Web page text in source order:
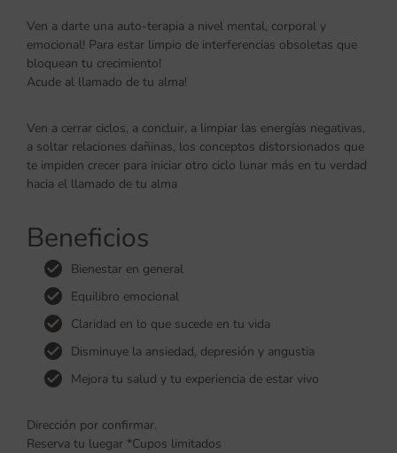
Ven a darte una auto-terapia a nivel mental, corporal y
emocional! Para estar limpio de interferencias obsoletas que
bloquean tu crecimiento!
Acude al llamado de tu alma!
Ven a cerrar ciclos, a concluir, a limpiar las energías negativas,
a soltar relaciones dañinas, los conceptos distorsionados que
te impiden crecer para iniciar otro ciclo lunar más en tu verdad
hacia el llamado de tu alma
Beneficios
Bienestar en general
Equilibro emocional
Claridad en lo que sucede en tu vida
Disminuye la ansiedad, depresión y angustia
Mejora tu salud y tu experiencia de estar vivo
Dirección por confirmar.
Reserva tu luegar *Cupos limitados